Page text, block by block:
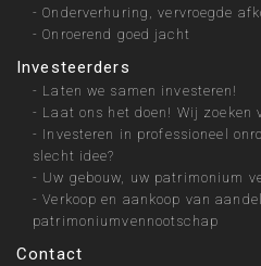
-Onderverhuring, vervroegde
-Onroerend goed jacht
Investeerders
- Laten we samen investeren!
- Laat ons het doen! Wij zoeken
- Investeren in professioneel
slecht idee?
- Uw gebouw, uw patrimonium
-Verkoop en aankoop van
patrimoniumvennootschap
Contact